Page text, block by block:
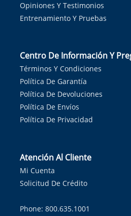
Opiniones Y Testimonios
Entrenamiento Y Pruebas
Centro De Información Y
Términos Y Condiciones
Política De Garantía
Política De Devoluciones
Política De Envíos
Política De Privacidad
Atención Al Cliente
Mi Cuenta
Solicitud De Crédito
Phone: 800.635.1001